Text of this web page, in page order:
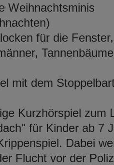
Weihnachtsminis
für die
mit dem
Kurzhörspiel zum
für Kinder ab 7
Dabei
Flucht vor der